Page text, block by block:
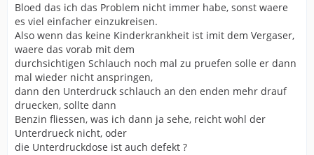
Bloed das ich das Problem nicht immer habe, sonst waere
es viel einfacher einzukreisen.
Also wenn das keine Kinderkrankheit ist imit dem Vergaser,
waere das vorab mit dem
durchsichtigen Schlauch noch mal zu pruefen solle er dann
mal wieder nicht anspringen,
dann den Unterdruck schlauch an den enden mehr drauf
druecken, sollte dann
Benzin fliessen, was ich dann ja sehe, reicht wohl der
Unterdrueck nicht, oder
die Unterdruckdose ist auch defekt ?